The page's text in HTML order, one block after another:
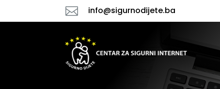
 info@sigurnodijete.ba